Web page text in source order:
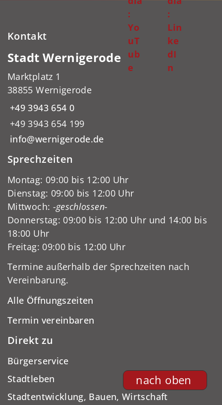
nach oben
:
Yo
uT
ub
e
:
Lin
ke
dI
n
Kontakt
Stadt Wernigerode
Marktplatz 1
38855 Wernigerode
+49 3943 654 0
+49 3943 654 199
info@wernigerode.de
Sprechzeiten
Montag: 09:00 bis 12:00 Uhr
Dienstag: 09:00 bis 12:00 Uhr
Mittwoch: -geschlossen-
Donnerstag: 09:00 bis 12:00 Uhr und 14:00 bis
18:00 Uhr
Freitag: 09:00 bis 12:00 Uhr
Termine außerhalb der Sprechzeiten nach
Vereinbarung.
Alle Öffnungszeiten
Termin vereinbaren
Direkt zu
Bürgerservice
Stadtleben
Stadtentwicklung, Bauen, Wirtschaft